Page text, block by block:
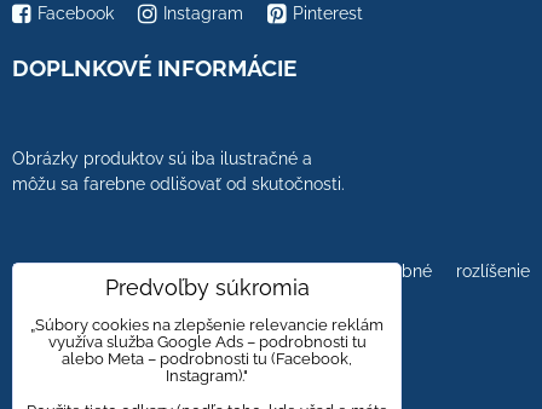
Facebook Instagram Pinterest
DOPLNKOVÉ INFORMÁCIE
Obrázky produktov sú iba ilustračné a
môžu sa farebne odlišovať od skutočnosti.
Farebnosť obrázkov tiež ovplyvňuje farebné rozlíšenie
zobrazovacej jednotky.
Obklady a dlažby s kameninovým, mramorovým,
Predvoľby súkromia
„Súbory cookies na zlepšenie relevancie reklám
využíva služba Google Ads – podrobnosti tu
alebo Meta – podrobnosti tu (Facebook,
Instagram)."